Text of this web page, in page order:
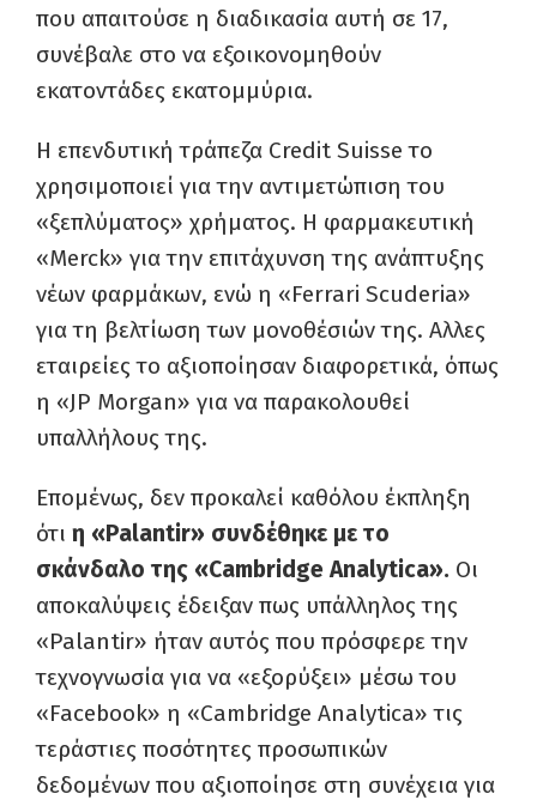
που απαιτούσε η διαδικασία αυτή σε 17,
συνέβαλε στο να εξοικονομηθούν
εκατοντάδες εκατομμύρια.
Η επενδυτική τράπεζα Credit Suisse το
χρησιμοποιεί για την αντιμετώπιση του
«ξεπλύματος» χρήματος. Η φαρμακευτική
«Merck» για την επιτάχυνση της ανάπτυξης
νέων φαρμάκων, ενώ η «Ferrari Scuderia»
για τη βελτίωση των μονοθέσιών της. Αλλες
εταιρείες το αξιοποίησαν διαφορετικά, όπως
η «JP Morgan» για να παρακολουθεί
υπαλλήλους της.
Επομένως, δεν προκαλεί καθόλου έκπληξη
ότι η «Palantir» συνδέθηκε με το
σκάνδαλο της «Cambridge Analytica». Οι
αποκαλύψεις έδειξαν πως υπάλληλος της
«Palantir» ήταν αυτός που πρόσφερε την
τεχνογνωσία για να «εξορύξει» μέσω του
«Facebook» η «Cambridge Analytica» τις
τεράστιες ποσότητες προσωπικών
δεδομένων που αξιοποίησε στη συνέχεια για